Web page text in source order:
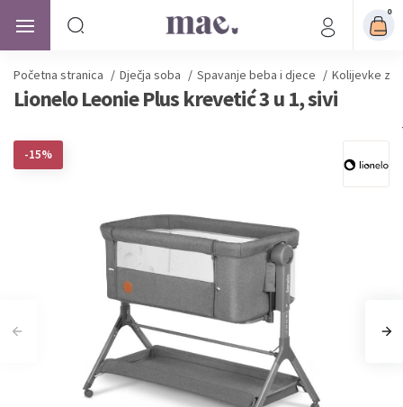
0
Početna stranica / Dječja soba / Spavanje beba i djece / Kolijevke za
Lionelo Leonie Plus krevetić 3 u 1, sivi
-15%